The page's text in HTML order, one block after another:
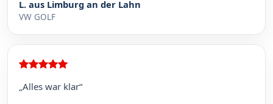
L. aus Limburg an der Lahn
VW GOLF
„Alles war klar“